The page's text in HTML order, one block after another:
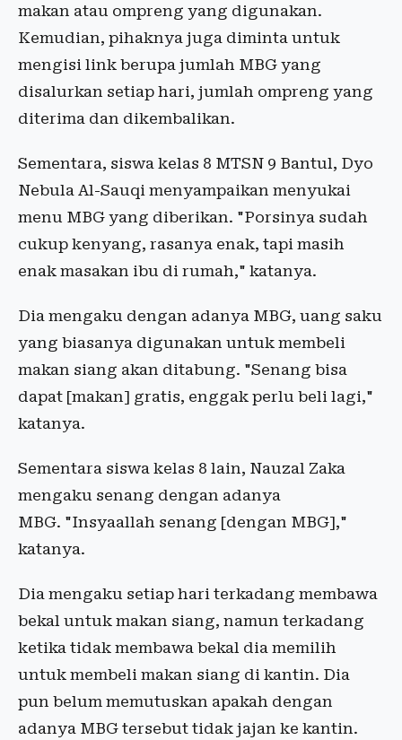
makan atau ompreng yang digunakan.
Kemudian, pihaknya juga diminta untuk
mengisi link berupa jumlah MBG yang
disalurkan setiap hari, jumlah ompreng yang
diterima dan dikembalikan.
Sementara, siswa kelas 8 MTSN 9 Bantul, Dyo
Nebula Al-Sauqi menyampaikan menyukai
menu MBG yang diberikan. "Porsinya sudah
cukup kenyang, rasanya enak, tapi masih
enak masakan ibu di rumah," katanya.
Dia mengaku dengan adanya MBG, uang saku
yang biasanya digunakan untuk membeli
makan siang akan ditabung. "Senang bisa
dapat [makan] gratis, enggak perlu beli lagi,"
katanya.
Sementara siswa kelas 8 lain, Nauzal Zaka
mengaku senang dengan adanya
MBG. "Insyaallah senang [dengan MBG],"
katanya.
Dia mengaku setiap hari terkadang membawa
bekal untuk makan siang, namun terkadang
ketika tidak membawa bekal dia memilih
untuk membeli makan siang di kantin. Dia
pun belum memutuskan apakah dengan
adanya MBG tersebut tidak jajan ke kantin.